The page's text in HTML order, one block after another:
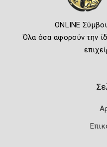
ONLINE
Όλα όσα αφορούν την